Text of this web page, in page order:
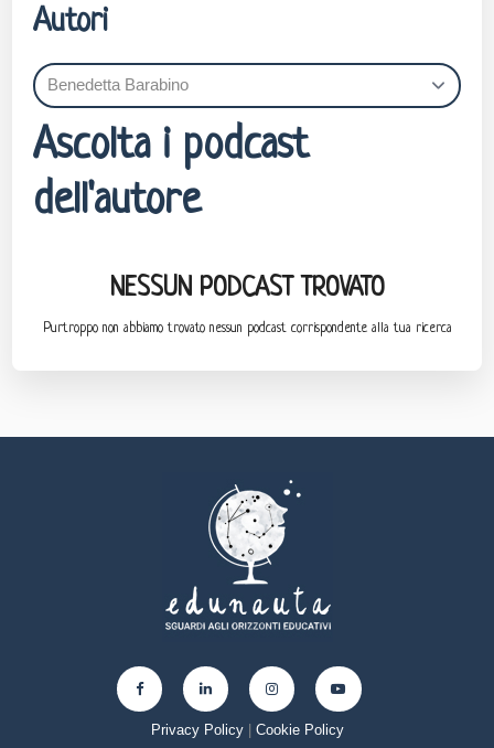
Autori
Ascolta i podcast
dell'autore
NESSUN PODCAST TROVATO
Purtroppo non abbiamo trovato nessun podcast corrispondente alla tua ricerca
Privacy Policy| Cookie Policy